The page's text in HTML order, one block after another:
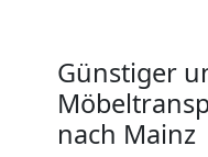
Günstiger
nach Mainz